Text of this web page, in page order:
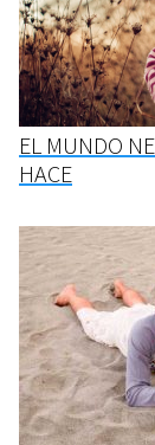
EL MUNDO
HACE